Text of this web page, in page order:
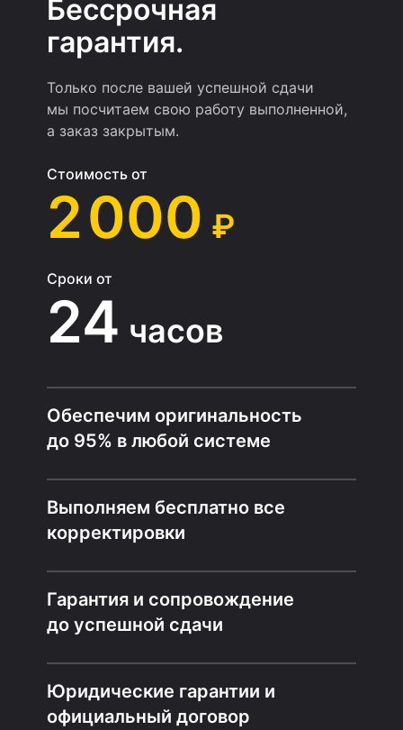
Бессрочная
гарантия.
Только после вашей успешной сдачи
мы посчитаем свою работу выполненной,
а заказ закрытым.
Стоимость от
2 000 ₽
Сроки от
24 часов
Обеспечим оригинальность
до 95% в любой системе
Выполняем бесплатно все
корректировки
Гарантия и сопровождение
до успешной сдачи
Юридические гарантии и
официальный договор